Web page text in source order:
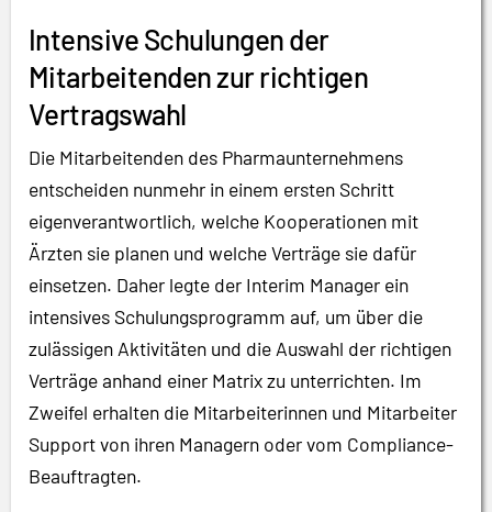
Intensive Schulungen der
Mitarbeitenden zur richtigen
Vertragswahl
Die Mitarbeitenden des Pharmaunternehmens
entscheiden nunmehr in einem ersten Schritt
eigenverantwortlich, welche Kooperationen mit
Ärzten sie planen und welche Verträge sie dafür
einsetzen. Daher legte der Interim Manager ein
intensives Schulungsprogramm auf, um über die
zulässigen Aktivitäten und die Auswahl der richtigen
Verträge anhand einer Matrix zu unterrichten. Im
Zweifel erhalten die Mitarbeiterinnen und Mitarbeiter
Support von ihren Managern oder vom Compliance-
Beauftragten.